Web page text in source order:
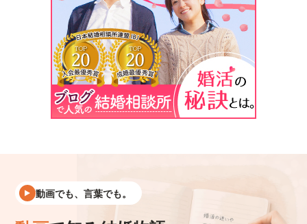
動画でも、言葉でも。